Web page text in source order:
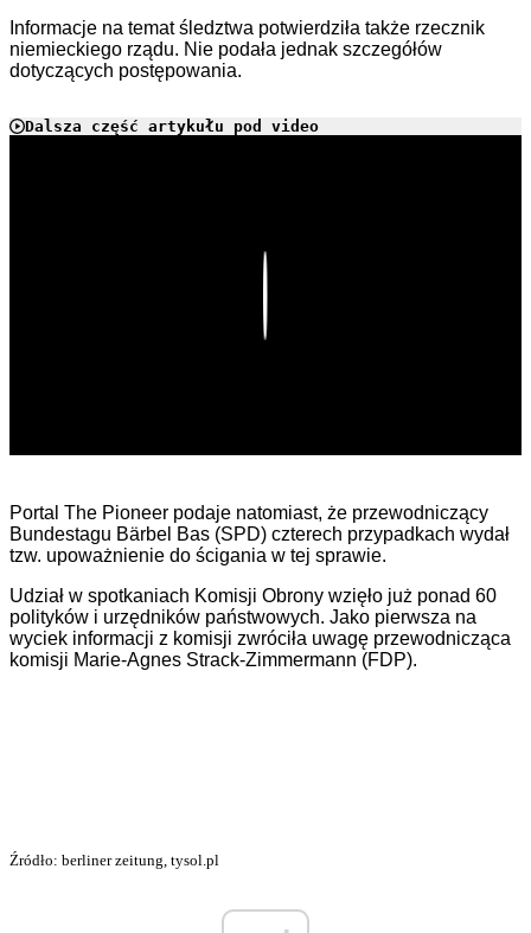
Informacje na temat śledztwa potwierdziła także rzecznik
niemieckiego rządu. Nie podała jednak szczegółów
dotyczących postępowania.
Dalsza część artykułu pod video
Portal The Pioneer podaje natomiast, że przewodniczący
Bundestagu Bärbel Bas (SPD) czterech przypadkach wydał
tzw. upoważnienie do ścigania w tej sprawie.
Udział w spotkaniach Komisji Obrony wzięło już ponad 60
polityków i urzędników państwowych. Jako pierwsza na
wyciek informacji z komisji zwróciła uwagę przewodnicząca
komisji Marie-Agnes Strack-Zimmermann (FDP).
Źródło: berliner zeitung, tysol.pl